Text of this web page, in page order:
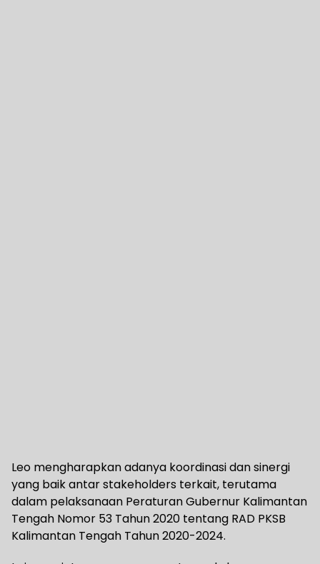
Leo mengharapkan adanya koordinasi dan sinergi
yang baik antar stakeholders terkait, terutama
dalam pelaksanaan Peraturan Gubernur Kalimantan
Tengah Nomor 53 Tahun 2020 tentang RAD PKSB
Kalimantan Tengah Tahun 2020-2024.